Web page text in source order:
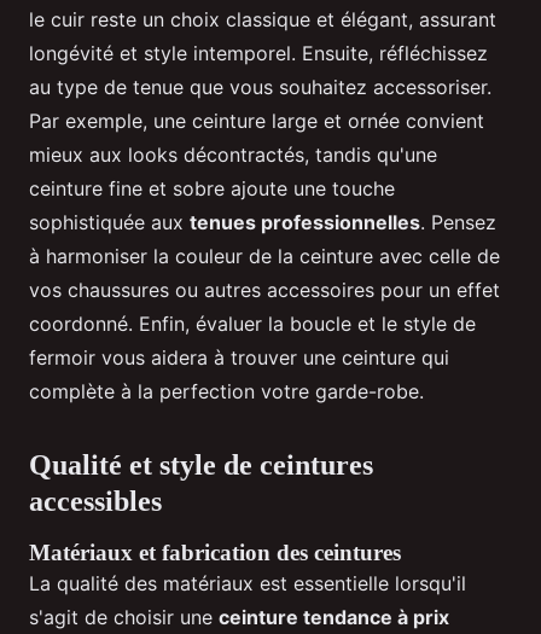
le cuir reste un choix classique et élégant, assurant
longévité et style intemporel. Ensuite, réfléchissez
au type de tenue que vous souhaitez accessoriser.
Par exemple, une ceinture large et ornée convient
mieux aux looks décontractés, tandis qu'une
ceinture fine et sobre ajoute une touche
sophistiquée aux tenues professionnelles. Pensez
à harmoniser la couleur de la ceinture avec celle de
vos chaussures ou autres accessoires pour un effet
coordonné. Enfin, évaluer la boucle et le style de
fermoir vous aidera à trouver une ceinture qui
complète à la perfection votre garde-robe.
Qualité et style de ceintures
accessibles
Matériaux et fabrication des ceintures
La qualité des matériaux est essentielle lorsqu'il
s'agit de choisir une ceinture tendance à prix